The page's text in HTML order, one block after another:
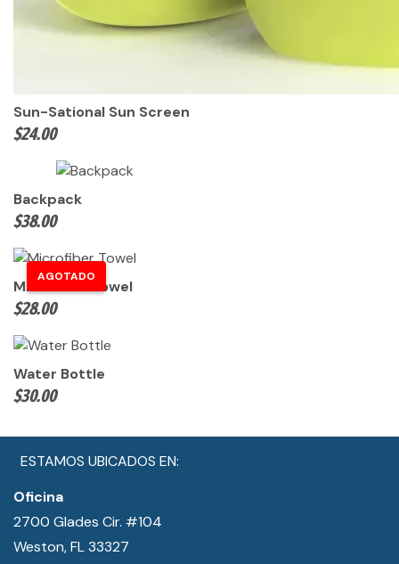
Sun-Sational Sun Screen
$24.00
Backpack
$38.00
Microfiber Towel
$28.00
Water Bottle
$30.00
ESTAMOS UBICADOS EN:
Oficina
2700 Glades Cir. #104
Weston, FL 33327